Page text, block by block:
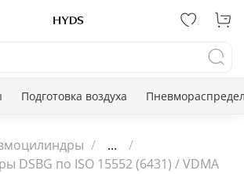
Подготовка воздуха
...
DSBG по ISO 15552 (6431) / VDMA